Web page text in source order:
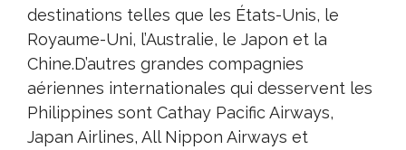
destinations telles que les États-Unis, le
Royaume-Uni, l’Australie, le Japon et la
Chine.D’autres grandes compagnies
aériennes internationales qui desservent les
Philippines sont Cathay Pacific Airways,
Japan Airlines, All Nippon Airways et